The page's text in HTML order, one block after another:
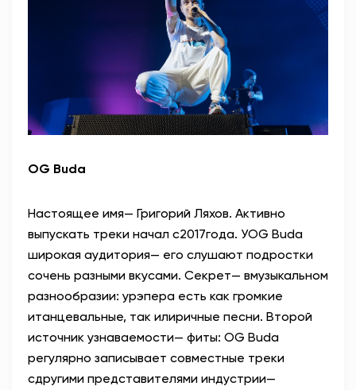
OG Buda
Настоящее имя— Григорий Ляхов. Активно
выпускать треки начал с2017года. УOG Buda
широкая аудитория— его слушают подростки
сочень разными вкусами. Секрет— вмузыкальном
разнообразии: урэпера есть как громкие
итанцевальные, так илиричные песни. Второй
источник узнаваемости— фиты: OG Buda
регулярно записывает совместные треки
сдругими представителями индустрии—